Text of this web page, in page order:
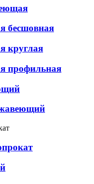
бесшовная
круглая
профильная